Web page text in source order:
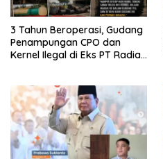
3 Tahun Beroperasi, Gudang
Penampungan CPO dan
Kernel Ilegal di Eks PT Radian